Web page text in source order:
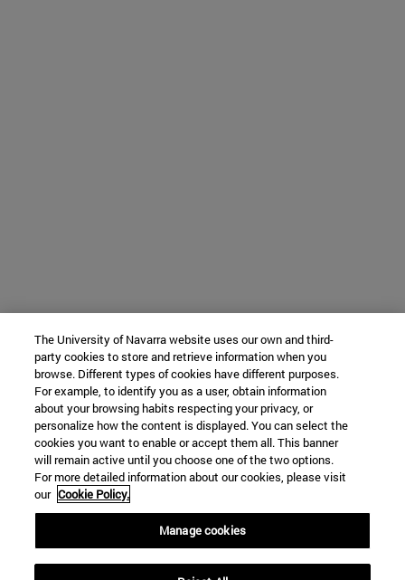
The University of Navarra website uses our own and third-
party cookies to store and retrieve information when you
browse. Different types of cookies have different purposes.
For example, to identify you as a user, obtain information
about your browsing habits respecting your privacy, or
personalize how the content is displayed. You can select the
cookies you want to enable or accept them all. This banner
will remain active until you choose one of the two options.
For more detailed information about our cookies, please visit
our Cookie Policy.
Manage cookies